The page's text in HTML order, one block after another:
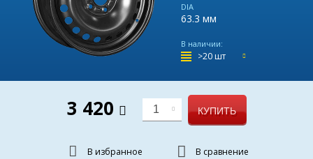
DIA
63.3 мм
В наличии:
>20 шт
3 420 1 КУПИТЬ
В избранное В сравнение